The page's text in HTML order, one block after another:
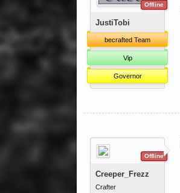
Offline
JustiTobi
becrafted Team
Vip
Governor
Offline
Creeper_Frezz
Crafter